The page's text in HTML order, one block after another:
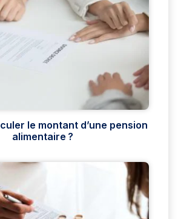
le montant d’une pension
alimentaire ?